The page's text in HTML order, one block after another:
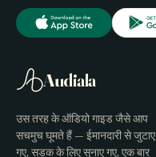
Audiala
उस तरह के ऑडियो गाइड जैसे आप
सचमुच घूमते हैं — ईमानदारी से जुटाए
गए, सड़क के लिए सुनाए गए, एक बार